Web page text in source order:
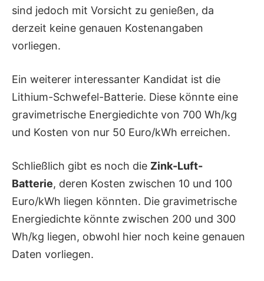
sind jedoch mit Vorsicht zu genießen, da
derzeit keine genauen Kostenangaben
vorliegen.
Ein weiterer interessanter Kandidat ist die
Lithium-Schwefel-Batterie. Diese könnte eine
gravimetrische Energiedichte von 700 Wh/kg
und Kosten von nur 50 Euro/kWh erreichen.
Schließlich gibt es noch die Zink-Luft-
Batterie, deren Kosten zwischen 10 und 100
Euro/kWh liegen könnten. Die gravimetrische
Energiedichte könnte zwischen 200 und 300
Wh/kg liegen, obwohl hier noch keine genauen
Daten vorliegen.